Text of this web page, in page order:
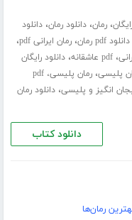
،رمان،دانلود رمان،دانلود
دانلود pdf رمان ،رمان ایرانی pdf ،
،pdf عاشقانه ،دانلود رایگان
پلیسی،
رمان پلیسی، pdf
انگیز و پلیسی،دانلود رمان
دانلود کتاب
رمان‌ها